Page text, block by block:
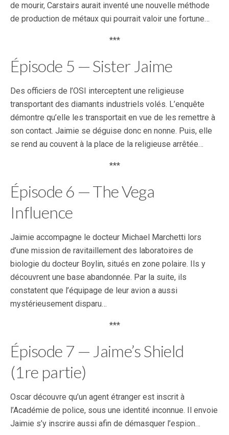
de mourir, Carstairs aurait inventé une nouvelle méthode
de production de métaux qui pourrait valoir une fortune…
***
Épisode 5 — Sister Jaime
Des officiers de l’OSI interceptent une religieuse
transportant des diamants industriels volés. L’enquête
démontre qu’elle les transportait en vue de les remettre à
son contact. Jaimie se déguise donc en nonne. Puis, elle
se rend au couvent à la place de la religieuse arrêtée…
***
Épisode 6 — The Vega
Influence
Jaimie accompagne le docteur Michael Marchetti lors
d’une mission de ravitaillement des laboratoires de
biologie du docteur Boylin, situés en zone polaire. Ils y
découvrent une base abandonnée. Par la suite, ils
constatent que l’équipage de leur avion a aussi
mystérieusement disparu…
***
Épisode 7 — Jaime’s Shield
(1re partie)
Oscar découvre qu’un agent étranger est inscrit à
l’Académie de police, sous une identité inconnue. Il envoie
Jaimie s’y inscrire aussi afin de démasquer l’espion…